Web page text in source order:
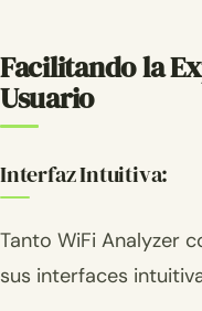
Facilitando la
Usuario
Interfaz Intuitiva:
Tanto WiFi Analyzer
sus interfaces